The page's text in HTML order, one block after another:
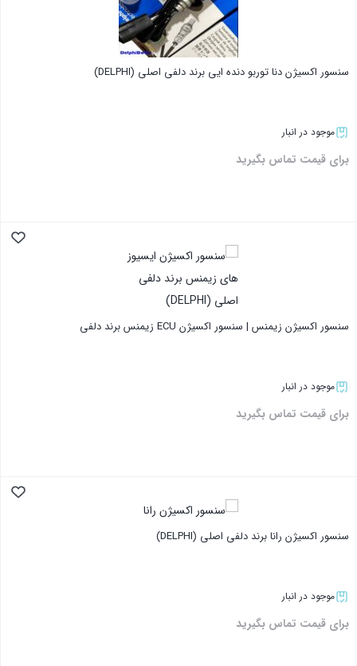
سنسور اکسیژن دنا توربو دنده ایی برند دلفی اصلی (DELPHI)
موجود در انبار
برای قیمت تماس بگیرید
سنسور اکسیژن زیمنس | سنسور اکسیژن ECU زیمنس برند دلفی
موجود در انبار
برای قیمت تماس بگیرید
سنسور اکسیژن رانا برند دلفی اصلی (DELPHI)
موجود در انبار
برای قیمت تماس بگیرید